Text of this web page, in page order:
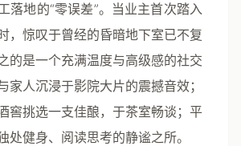
落地的“零误差”。当业主首次踏入
，惊叹于曾经的昏暗地下室已不复
的是一个充满温度与高级感的社交
家人沉浸于影院大片的震撼音效；
窖挑选一支佳酿，于茶室畅谈；平
处健身、阅读思考的静谧之所。